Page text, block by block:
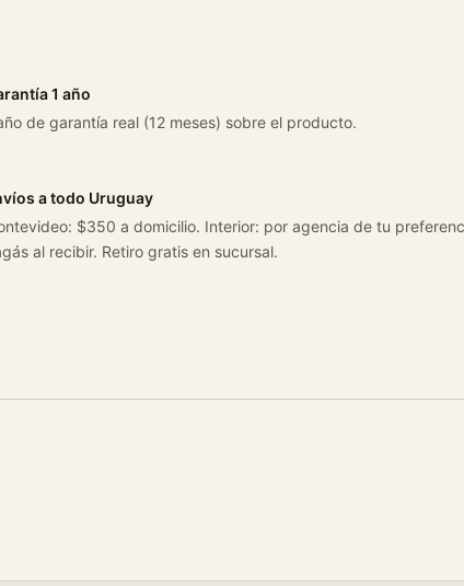
1 año
de garantía real (12 meses) sobre el producto.
a todo Uruguay
$350 a domicilio. Interior: por agencia de tu
al recibir. Retiro gratis en sucursal.